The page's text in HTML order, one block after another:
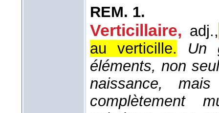
REM. 1.
Verticillaire, adj.,
au verticille.
Un
éléments, non
naissance,
complètement